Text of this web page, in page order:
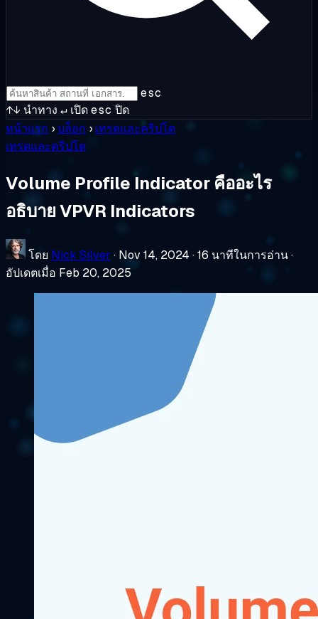
esc
↑↓ นำทาง ↵ เปิดesc ปิด
หน้าแรก ›บล็อก › เทรดและคริปโต
เทรดและคริปโต
Volume Profile Indicator คืออะไร
อธิบาย VPVR Indicators
โดย Nick Silver · Nov 14, 2024 ·16 นาทีในการอ่าน·
อัปเดตเมื่อ Feb 20, 2025